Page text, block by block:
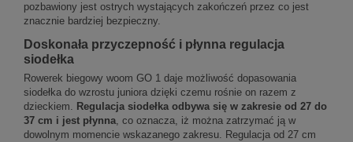
pozbawiony jest ostrych wystających zakończeń przez co jest
znacznie bardziej bezpieczny.
Doskonała przyczepność i płynna regulacja
siodełka
Rowerek biegowy woom GO 1 daje możliwość dopasowania
siodełka do wzrostu juniora dzięki czemu rośnie on razem z
dzieckiem. Regulacja siodełka odbywa się w zakresie od 27 do
37 cm i jest płynna, co oznacza, iż można zatrzymać ją w
dowolnym momencie wskazanego zakresu. Regulacja od 27 cm